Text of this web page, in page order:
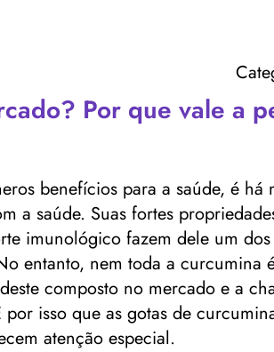
Por que vale a
benefícios para a saúde, é há
a saúde. Suas fortes
imunológico fazem dele um dos
entanto, nem toda a curcumina
composto no mercado e a
isso que as gotas de
atenção especial.